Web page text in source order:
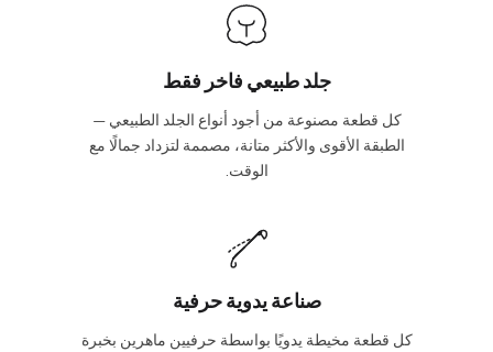
جلد طبيعي فاخر فقط
كل قطعة مصنوعة من أجود أنواع الجلد الطبيعي —
الطبقة الأقوى والأكثر متانة، مصممة لتزداد جمالًا مع
الوقت.
صناعة يدوية حرفية
كل قطعة مخيطة يدويًا بواسطة حرفيين ماهرين بخبرة